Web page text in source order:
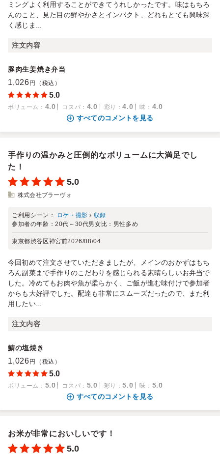
ミングよく利用することができてうれしかったです。味はもちろ
んのこと、見た目の鮮やかさとインパクト、どれもとても興味深
く感じま...
注文内容
豚肉生姜焼き弁当
1,026 円（税込）
5.0
ボリューム ： 4.0 コスパ ： 4.0 彩り ：4.0 味 ： 4.0
すべてのコメントを見る
手作りの温かみと圧倒的なボリュームに大満足でし
た！
5.0
株式会社ブラーヴォ
ご利用シーン： ロケ・撮影 › 収録
参加者の年齢：20代～30代男女比： 男性多め
東京都渋谷区神宮前2026/08/04
今回初めて注文させていただきましたが、メインのおかずはもち
ろん副菜まで手作りのこだわりを感じられる素晴らしいお弁当で
した。冷めてもお肉や魚が柔らかく、ご飯が進む味付けで参加者
からも大好評でした。配達も非常にスムーズだったので、また利
用したい...
注文内容
鯖の塩焼き
1,026 円（税込）
5.0
ボリューム ： 5.0 コスパ ： 5.0 彩り ：5.0 味 ： 5.0
すべてのコメントを見る
お米が非常においしいです！
5.0